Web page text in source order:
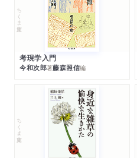
ちくま文庫
考現学入門
今和次郎著藤森照信編
ちくま文庫